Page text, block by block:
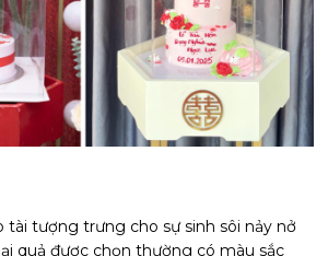
tài tượng trưng cho sự sinh sôi nảy nở
quả được chọn thường có màu sắc